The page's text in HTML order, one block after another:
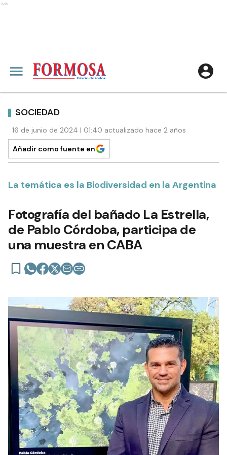
Ads
SOCIEDAD
16 de junio de 2024 | 01:40 actualizado hace 2 años
Añadir como fuente en
La temática es la Biodiversidad en la Argentina
Fotografía del bañado La Estrella,
de Pablo Córdoba, participa de
una muestra en CABA